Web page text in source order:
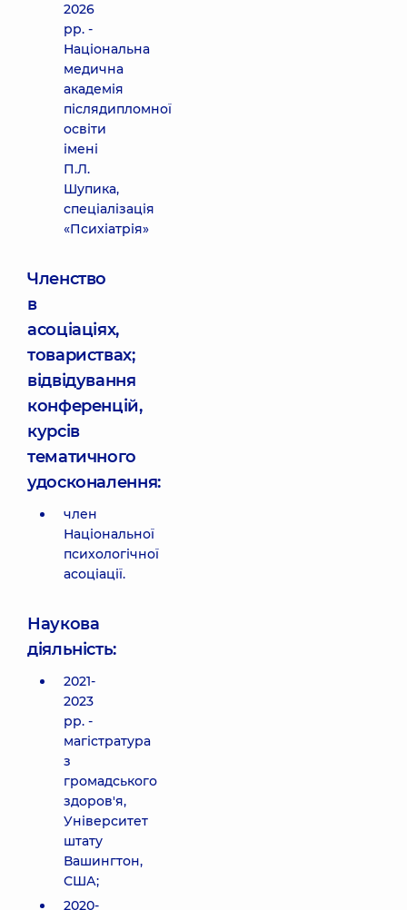
2026
рр. -
Національна
медична
академія
післядипломної
освіти
імені
П.Л.
Шупика,
спеціалізація
«Психіатрія»
Членство
в
асоціаціях,
товариствах;
відвідування
конференцій,
курсів
тематичного
удосконалення:
член
Національної
психологічної
асоціації.
Наукова
діяльність:
2021-
2023
рр. -
магістратура
з
громадського
здоров'я,
Університет
штату
Вашингтон,
США;
2020-